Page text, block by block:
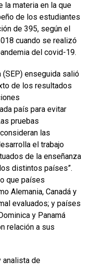
la materia en la que
de los estudiantes
de 395, según el
cuando se realizó
del covid-19.
(SEP) enseguida salió
de los resultados
país para evitar
pruebas
las
el trabajo
de la enseñanza
distintos países”.
que países
Alemania, Canadá y
evaluados; y países
y Panamá
relación a sus
analista de